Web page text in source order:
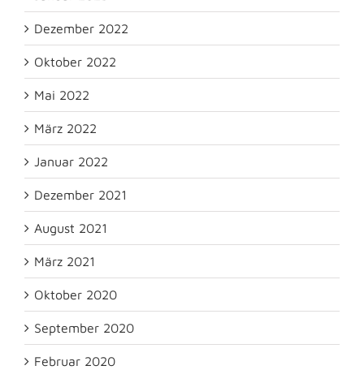
Dezember 2022
Oktober 2022
Mai 2022
März 2022
Januar 2022
Dezember 2021
August 2021
März 2021
Oktober 2020
September 2020
Februar 2020